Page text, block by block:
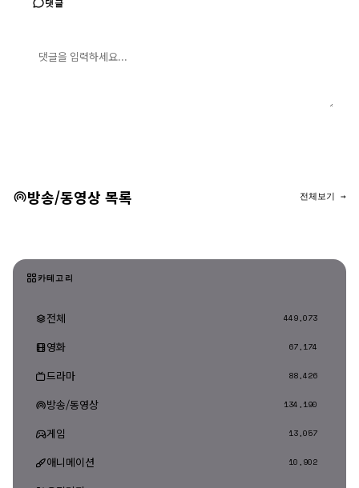
댓글
방송/동영상 목록 전체보기 →
카테고리
전체 449,073
영화 67,174
드라마 88,426
방송/동영상 134,190
게임 13,057
애니메이션 10,902